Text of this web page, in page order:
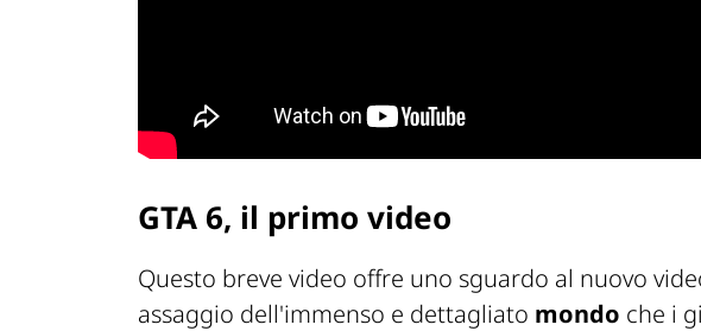
GTA 6, il primo video
Questo breve video offre uno sguardo al nuovo
assaggio dell'immenso e dettagliato mondo che i